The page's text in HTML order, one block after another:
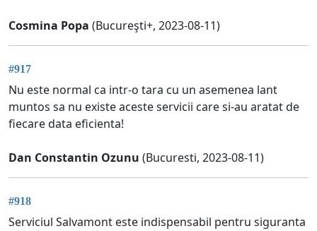
Cosmina Popa (Bucureşti+, 2023-08-11)
#917
Nu este normal ca intr-o tara cu un asemenea lant
muntos sa nu existe aceste servicii care si-au aratat de
fiecare data eficienta!
Dan Constantin Ozunu (Bucuresti, 2023-08-11)
#918
Serviciul Salvamont este indispensabil pentru siguranta